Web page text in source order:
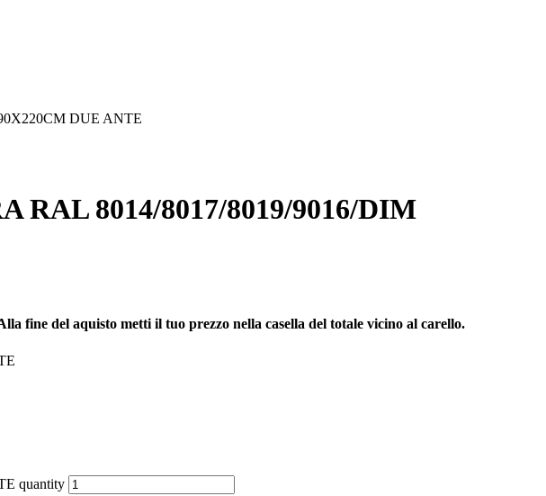
DUE ANTE
RAL 8014/8017/8019/9016/DIM
fine del aquisto metti il tuo prezzo nella casella del totale vicino al carello.
quantity